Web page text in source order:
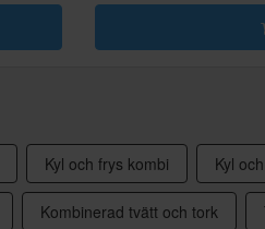
Kyl och frys kombi Kyl
Kombinerad tvätt och tork